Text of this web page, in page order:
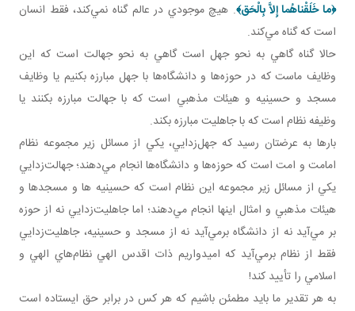
﴿ما خَلَقْناهُما إِلاَّ بِالْحَق‏﴾. هيچ موجودي در عالم گناه نمي‌کند، فقط انسان
است که گناه مي‌کند.
حالا گناه گاهي به نحو جهل است گاهي به نحو جهالت است که اين
وظايف ماست که در حوزه‌ها و دانشگاه‌ها با جهل مبارزه بکنيم يا وظايف
مسجد و حسينيه و هيئات مذهبي است که با جهالت مبارزه بکنند يا
وظيفه نظام است که با جاهليت مبارزه بکند.
بارها به عرضتان رسيد که جهل‌زدايي، يکي از مسائل زير مجموعه نظام
امامت و امت است که حوزه‌ها و دانشگاه‌ها انجام مي‌دهند؛ جهالت‌زدايي
يکي از مسائل زير مجموعه اين نظام است که حسينيه ها و مسجدها و
هيئات مذهبي و امثال اينها انجام مي‌دهند؛ اما جاهليت‌زدايي نه از حوزه
بر مي‌آيد نه از دانشگاه برمي‌آيد نه از مسجد و حسينيه، جاهليت‌زدايي
فقط از نظام برمي‌آيد که اميدواريم ذات اقدس الهي نظام‌هاي الهي و
اسلامي را تأييد کند!
به هر تقدير ما بايد مطمئن باشيم که هر کس در برابر حق ايستاده است